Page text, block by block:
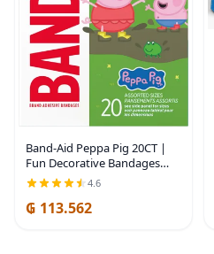
Band-Aid Peppa Pig 20CT |
Fun Decorative Bandages
featuring Peppa Pig Designs
for Kids, Sterile First Aid
Wound Care for Minor Cuts &
4.6
₲ 113.562